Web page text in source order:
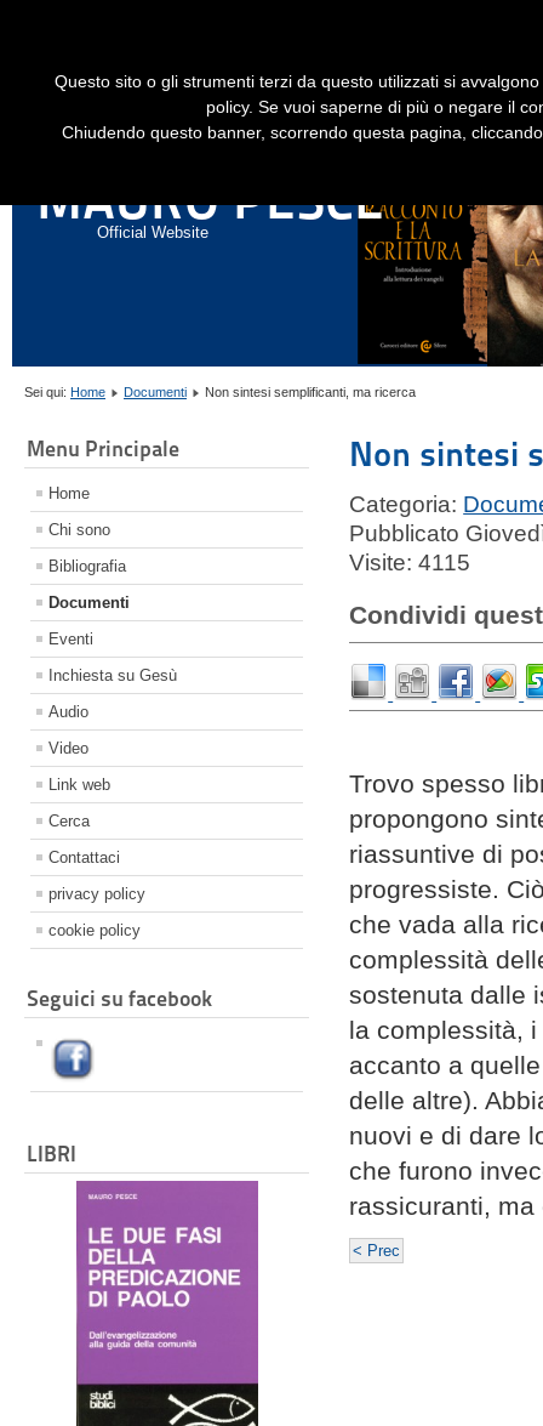
MAURO PESCE
Official Website
GESÙ STORICO - HISTORICAL JESUS
Sei qui: Home Documenti Non sintesi semplificanti, ma ricerca
Menu Principale
Home
Chi sono
Bibliografia
Documenti
Eventi
Inchiesta su Gesù
Audio
Video
Link web
Cerca
Contattaci
privacy policy
cookie policy
Seguici su facebook
LIBRI
Non sintesi
Categoria:
Pubblicato
Visite: 4115
Condividi
Trovo spesso
propongono
riassuntive di
progressiste.
che vada alla
complessità
sostenuta dalle
la complessità,
accanto a
delle altre).
nuovi e di dare
che furono
rassicuranti,
< Prec
Questo sito o gli strumenti terzi da questo utilizzati si
policy. Se vuoi saperne di più o negare il
Chiudendo questo banner, scorrendo questa pagina,